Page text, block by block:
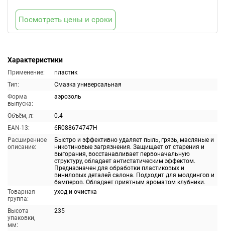
Характеристики
Применение:
пластик
Тип:
Смазка универсальная
Форма
выпуска:
аэрозоль
Объём, л:
0.4
EAN-13:
6R088674747H
Расширенное
описание:
Быстро и эффективно удаляет пыль, грязь, масляные и
никотиновые загрязнения. Защищает от старения и
выгорания, восстанавливает первоначальную
структуру, обладает антистатическим эффектом.
Предназначен для обработки пластиковых и
виниловых деталей салона. Подходит для молдингов и
бамперов. Обладает приятным ароматом клубники.
Товарная
группа:
уход и очистка
Высота
упаковки,
мм:
235
Посмотреть цены и сроки